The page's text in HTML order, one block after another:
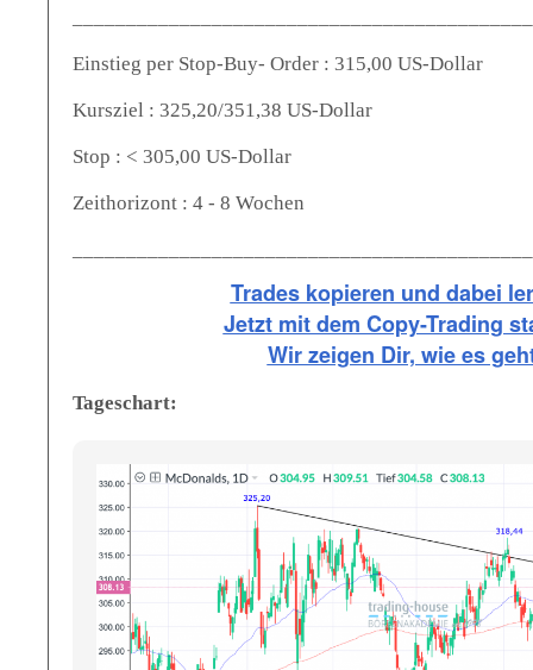
Einstieg per Stop-Buy- Order : 315,00 US-Dollar
Kursziel : 325,20/351,38 US-Dollar
Stop : < 305,00 US-Dollar
Zeithorizont : 4 - 8 Wochen
Trades kopieren und dabei
Jetzt mit dem Copy-Trading
Wir zeigen Dir, wie es
Tageschart: